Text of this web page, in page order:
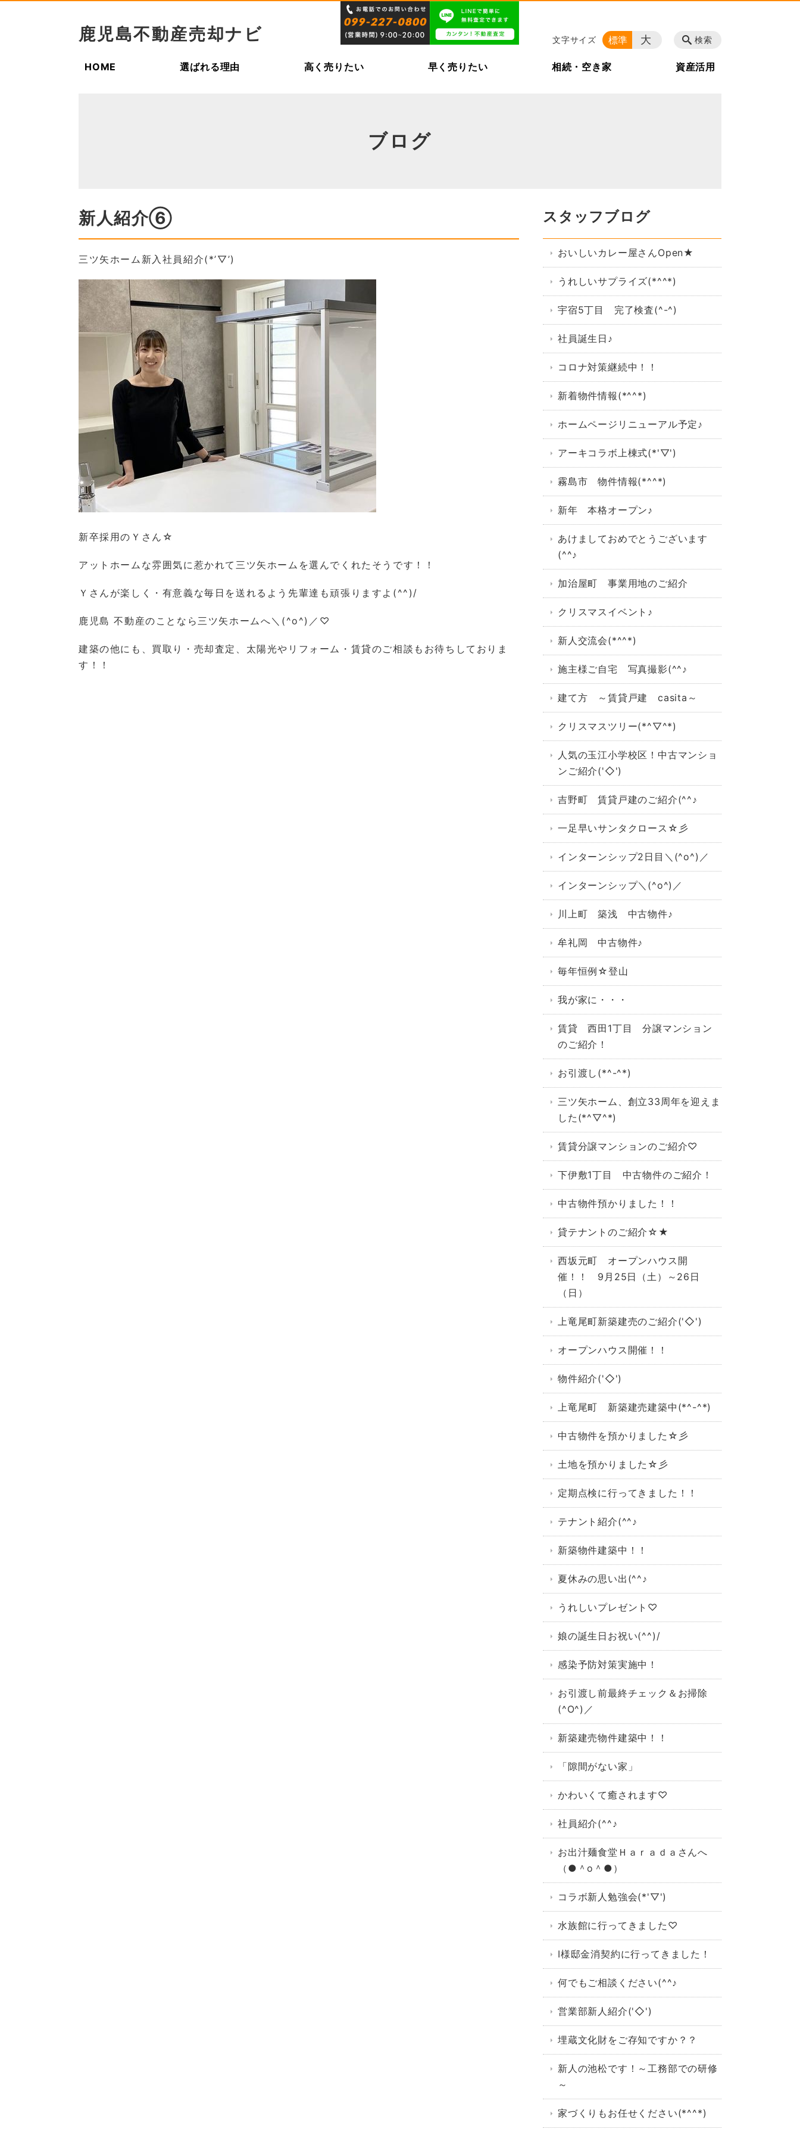
鹿児島不動産売却ナビ
HOME 選ばれる理由 高く売りたい 早く売りたい 相続・空き家 資産活用
検索
文字サイズ 標準 大
ブログ
新人紹介⑥
三ツ矢ホーム新入社員紹介(*’▽’)
新卒採用のＹさん☆
アットホームな雰囲気に惹かれて三ツ矢ホームを選んでくれたそうです！！
Ｙさんが楽しく・有意義な毎日を送れるよう先輩達も頑張りますよ(^^)/
鹿児島 不動産のことなら三ツ矢ホームへ＼(^o^)／♡
建築の他にも、買取り・売却査定、太陽光やリフォーム・賃貸のご相談もお待ちしておりま
す！！
スタッフブログ
おいしいカレー屋さんOpen★
うれしいサプライズ(*^^*)
宇宿5丁目 完了検査(^-^)
社員誕生日♪
コロナ対策継続中！！
新着物件情報(*^^*)
ホームページリニューアル予定♪
アーキコラボ上棟式(*'▽')
霧島市 物件情報(*^^*)
新年 本格オープン♪
あけましておめでとうございます
(^^♪
加治屋町 事業用地のご紹介
クリスマスイベント♪
新人交流会(*^^*)
施主様ご自宅 写真撮影(^^♪
建て方 ～賃貸戸建 casita～
クリスマスツリー(*^▽^*)
人気の玉江小学校区！中古マンショ
ンご紹介('◇')ゞ
吉野町 賃貸戸建のご紹介(^^♪
一足早いサンタクロース☆彡
インターンシップ2日目＼(^o^)／
インターンシップ＼(^o^)／
川上町 築浅 中古物件♪
牟礼岡 中古物件♪
毎年恒例☆登山
我が家に・・・
賃貸 西田1丁目 分譲マンション
のご紹介！
お引渡し(*^-^*)
三ツ矢ホーム、創立33周年を迎えま
した(*^▽^*)
賃貸分譲マンションのご紹介♡
下伊敷1丁目 中古物件のご紹介！
中古物件預かりました！！
貸テナントのご紹介☆★
西坂元町 オープンハウス開
催！！ 9月25日（土）～26日
（日）
上竜尾町新築建売のご紹介('◇')ゞ
オープンハウス開催！！
物件紹介('◇')ゞ
上竜尾町 新築建売建築中(*^-^*)
中古物件を預かりました☆彡
土地を預かりました☆彡
定期点検に行ってきました！！
テナント紹介(^^♪
新築物件建築中！！
夏休みの思い出(^^♪
うれしいプレゼント♡
娘の誕生日お祝い(^^)/
感染予防対策実施中！
お引渡し前最終チェック＆お掃除
(^O^)／
新築建売物件建築中！！
「隙間がない家」
かわいくて癒されます♡
社員紹介(^^♪
お出汁麺食堂Ｈａｒａｄａさんへ
（●＾o＾●）
コラボ新人勉強会(*'▽')
水族館に行ってきました♡
I様邸金消契約に行ってきました！
何でもご相談ください(^^♪
営業部新人紹介('◇')ゞ
埋蔵文化財をご存知ですか？？
新人の池松です！～工務部での研修
～
家づくりもお任せください(*^^*)